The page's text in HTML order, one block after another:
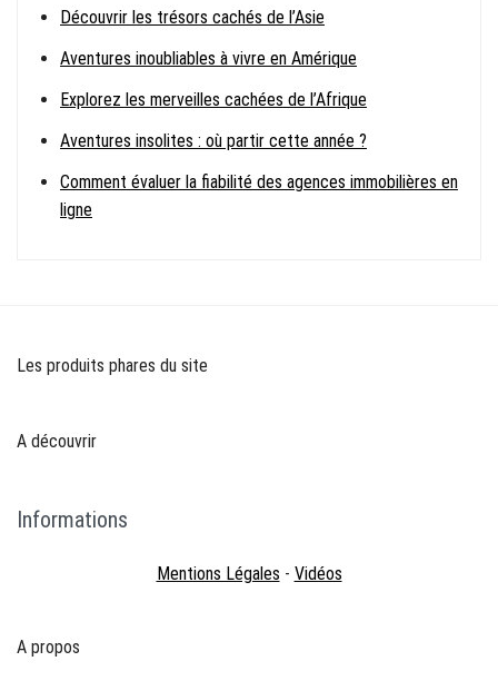
Découvrir les trésors cachés de l’Asie
Aventures inoubliables à vivre en Amérique
Explorez les merveilles cachées de l’Afrique
Aventures insolites : où partir cette année ?
Comment évaluer la fiabilité des agences immobilières en
ligne
Les produits phares du site
A découvrir
Informations
Mentions Légales - Vidéos
A propos